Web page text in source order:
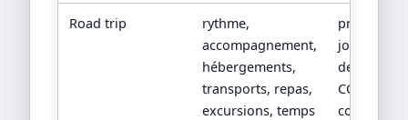
Road trip
rythme,
accompagnement,
hébergements,
transports, repas,
excursions, temps
jour par
devis
CGV/CPV et
conditions